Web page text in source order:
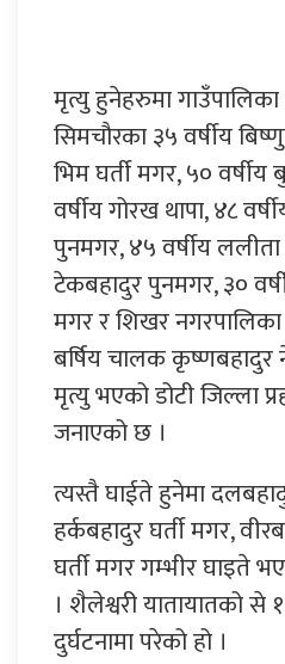
मृत्यु हुनेहरुमा
सिमचौरका ३५ वर्षीय
भिम घर्ती मगर, ५० वर्षीय
वर्षीय गोरख थापा, ४८
पुनमगर, ४५ वर्षीय
टेकबहादुर पुनमगर, ३०
मगर र शिखर
बर्षिय चालक
मृत्यु भएको डोटी जिल्ला
जनाएको छ ।
त्यस्तै घाईते हुनेमा
हर्कबहादुर घर्ती मगर,
घर्ती मगर गम्भीर घाइते
। शैलेश्वरी यातायातको से
दुर्घटनामा परेको हो ।